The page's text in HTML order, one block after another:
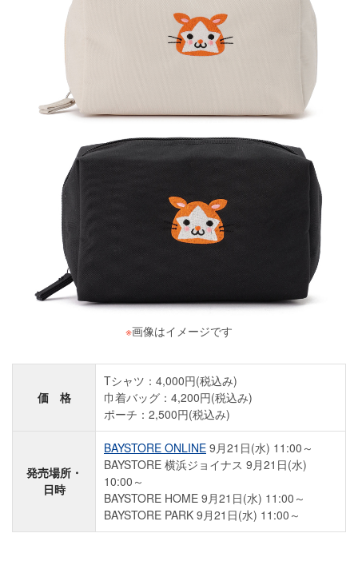
※画像はイメージです
価 格
Tシャツ：4,000円(税込み)
巾着バッグ：4,200円(税込み)
ポーチ：2,500円(税込み)
発売場所・
日時
BAYSTORE ONLINE 9月21日(水) 11:00～
BAYSTORE 横浜ジョイナス 9月21日(水)
10:00～
BAYSTORE HOME 9月21日(水) 11:00～
BAYSTORE PARK 9月21日(水) 11:00～